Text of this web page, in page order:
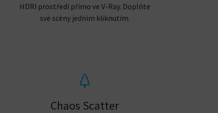
HDRI prostředí přímo ve V-Ray. Doplňte
své scény jedním kliknutím.
Chaos Scatter